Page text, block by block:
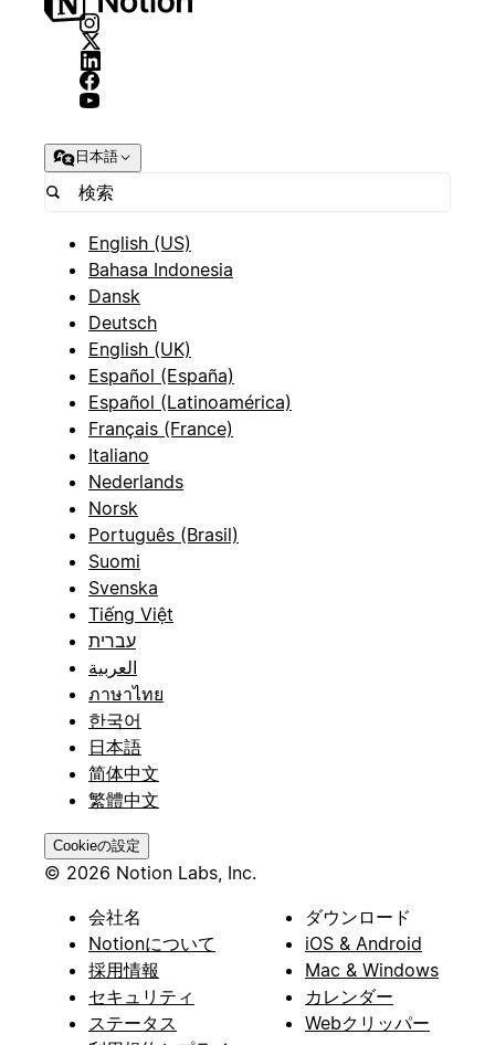
日本語
English (US)
Bahasa Indonesia
Dansk
Deutsch
English (UK)
Español (España)
Español (Latinoamérica)
Français (France)
Italiano
Nederlands
Norsk
Português (Brasil)
Suomi
Svenska
Tiếng Việt
עברית
العربية
ภาษาไทย
한국어
日本語
简体中文
繁體中文
Cookieの設定
© 2026 Notion Labs, Inc.
会社名
Notionについて
採用情報
セキュリティ
ステータス
ダウンロード
iOS & Android
Mac & Windows
カレンダー
Webクリッパー